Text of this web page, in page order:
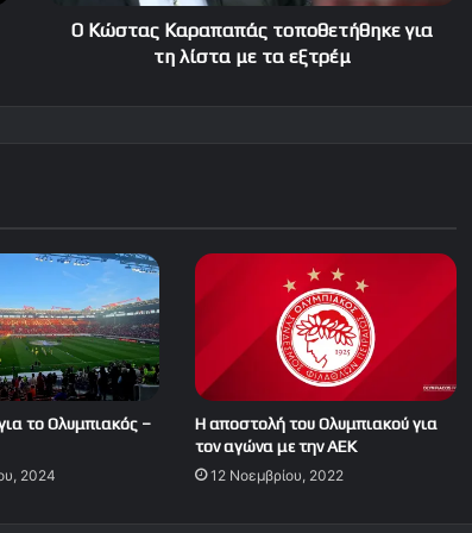
εξτρέμ
Ο Κώστας Καραπαπάς τοποθετήθηκε για
τη λίστα με τα εξτρέμ
το Ολυμπιακός –
2024
Η αποστολή του Ολυμπιακού για
τον αγώνα με την ΑΕΚ
12 Νοεμβρίου, 2022